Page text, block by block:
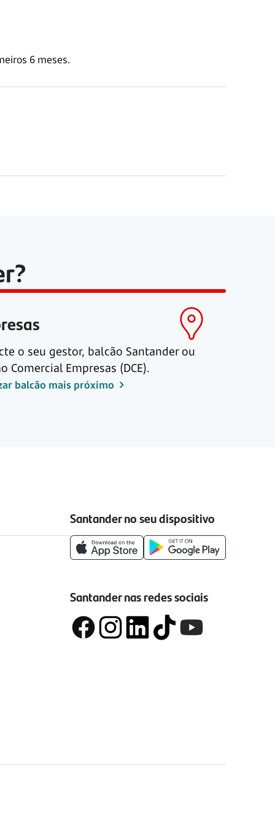
6 meses.
o seu gestor, balcão Santander ou
Comercial Empresas (DCE).
balcão mais próximo
Santander no seu dispositivo
Santander nas redes sociais